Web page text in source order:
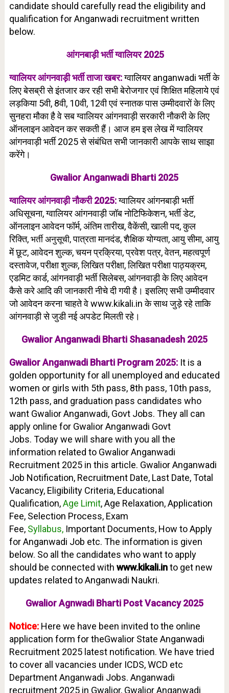
candidate should carefully read the eligibility and
qualification for Anganwadi recruitment written
below.
आंगनबाड़ी भर्ती ग्वालियर 2025
ग्वालियर आंगनवाड़ी भर्ती ताजा खबर:ग्वालियर anganwadi भर्ती के
लिए बेसब्री से इंतजार कर रही सभी बेरोजगार एवं शिक्षित महिलाये एवं
लड़किया 5वी, 8वी, 10वी, 12वी एवं स्नातक पास उम्मीदवारों के लिए
सुनहरा मौका है वे सब ग्वालियर आंगनवाड़ी सरकारी नौकरी के लिए
ऑनलाइन आवेदन कर सकती हैं। आज हम इस लेख में ग्वालियर
आंगनवाड़ी भर्ती 2025 से संबंधित सभी जानकारी आपके साथ साझा
करेंगे।
Gwalior Anganwadi Bharti 2025
ग्वालियर आंगनवाड़ी नौकरी 2025:ग्वालियर आंगनबाड़ी भर्ती
अधिसूचना, ग्वालियर आंगनवाड़ी जॉब नोटिफिकेशन, भर्ती डेट,
ऑनलाइन आवेदन फॉर्म, अंतिम तारीख, वैकेंसी, खाली पद, कुल
रिक्ति, भर्ती अनुसूची,पात्रता मानदंड, शैक्षिक योग्यता,आयु सीमा, आयु
में छूट, आवेदन शुल्क, चयन प्रक्रिया,प्रवेश पत्र, वेतन, महत्वपूर्ण
दस्तावेज,परीक्षा शुल्क,लिखित परीक्षा,लिखित परीक्षा पाठ्यक्रम,
एडमिट कार्ड,आंगनवाड़ी भर्ती सिलेबस, आंगनवाड़ी के लिए आवेदन
कैसे करे आदि की जानकारी नीचे दी गयी है। इसलिए सभी उम्मीदवार
जो आवेदन करना चाहते वे www.kikali.in के साथ जुड़े रहे ताकि
आंगनवाड़ी से जुडी नई अपडेट मिलती रहे।
Gwalior Anganwadi Bharti Shasanadesh 2025
Gwalior Anganwadi Bharti Program 2025:It is a
golden opportunity for all unemployed and educated
women or girls with 5th pass, 8th pass, 10th pass,
12th pass, and graduation pass candidates who
want Gwalior Anganwadi, Govt Jobs. They all can
apply online for Gwalior Anganwadi Govt
Jobs. Today we will share with you all the
information related to Gwalior Anganwadi
Recruitment 2025 in this article. Gwalior Anganwadi
Job Notification, Recruitment Date, Last Date, Total
Vacancy, Eligibility Criteria, Educational
Qualification,Age Limit, Age Relaxation, Application
Fee, Selection Process, Exam
Fee, Syllabus,Important Documents, How to Apply
for Anganwadi Job etc. The information is given
below. So all the candidates who want to apply
should be connected with www.kikali.into get new
updates related to Anganwadi Naukri.
Gwalior Agnwadi Bharti Post Vacancy 2025
Notice: Here we have been invited to the online
application form for theGwalior State Anganwadi
Recruitment 2025 latest notification. We have tried
to cover all vacancies under ICDS, WCD etc
Department Anganwadi Jobs. Anganwadi
recruitment 2025 in Gwalior, Gwalior Anganwadi